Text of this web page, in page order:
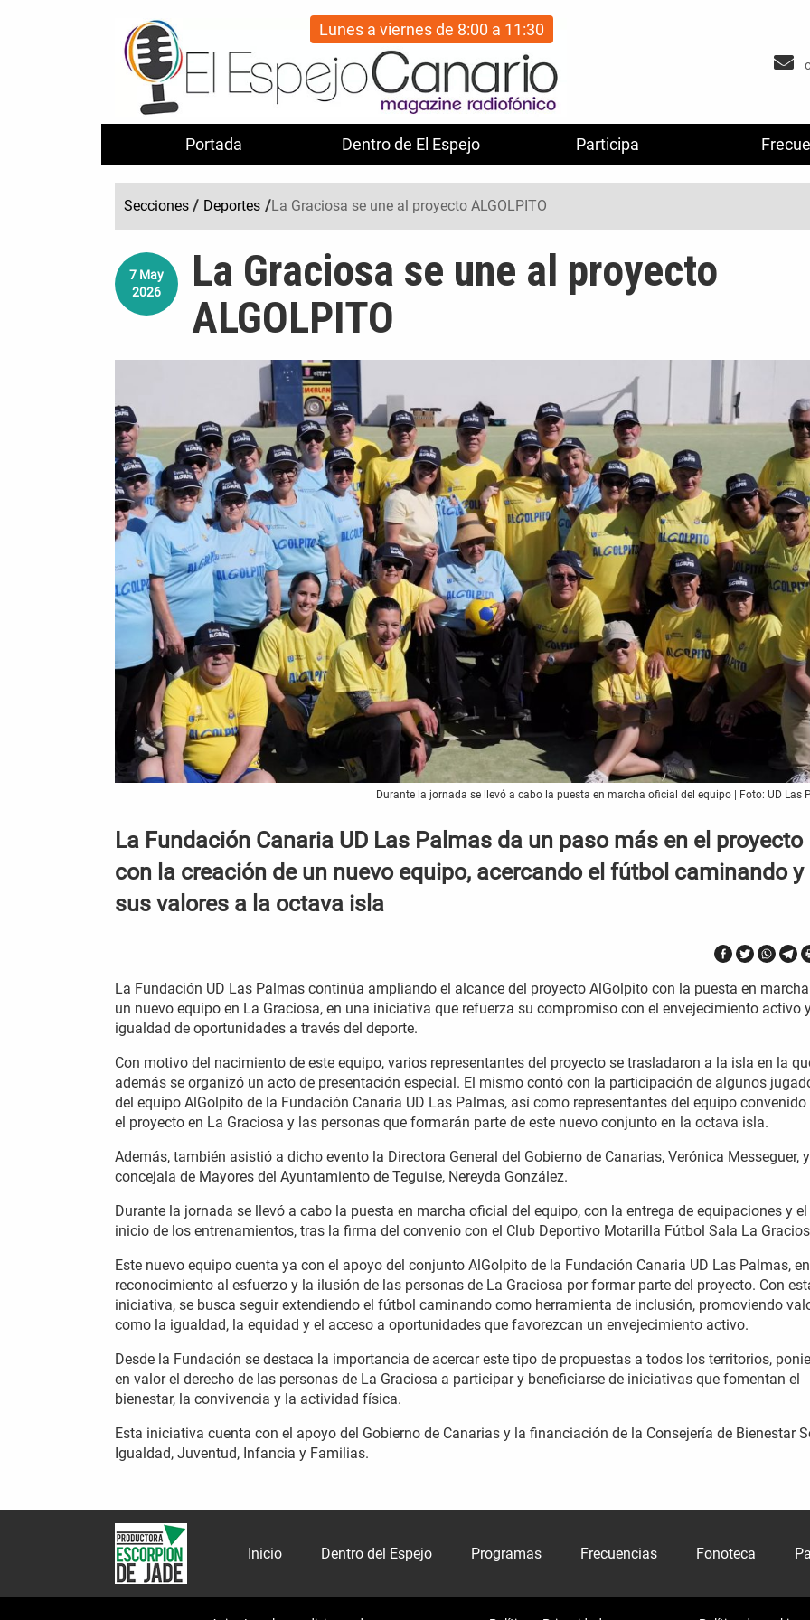
Portada Dentro de El Espejo Participa
Lunes a viernes de 8:00 a 11:30
Secciones / Deportes /La Graciosa se une al proyecto ALGOLPITO
7 May
2026
La Graciosa se une al proyecto
ALGOLPITO
Durante la jornada se llevó a cabo la puesta en marcha oficial del equipo | Foto: UD Las
La Fundación Canaria UD Las Palmas da un paso más en el proyecto
con la creación de un nuevo equipo, acercando el fútbol caminando y
sus valores a la octava isla
La Fundación UD Las Palmas continúa ampliando el alcance del proyecto AlGolpito con la puesta en
un nuevo equipo en La Graciosa, en una iniciativa que refuerza su compromiso con el envejecimiento activo
igualdad de oportunidades a través del deporte.
Con motivo del nacimiento de este equipo, varios representantes del proyecto se trasladaron a la isla en la
además se organizó un acto de presentación especial. El mismo contó con la participación de algunos
del equipo AlGolpito de la Fundación Canaria UD Las Palmas, así como representantes del equipo convenido
el proyecto en La Graciosa y las personas que formarán parte de este nuevo conjunto en la octava isla.
Además, también asistió a dicho evento la Directora General del Gobierno de Canarias, Verónica Messeguer,
concejala de Mayores del Ayuntamiento de Teguise, Nereyda González.
Durante la jornada se llevó a cabo la puesta en marcha oficial del equipo, con la entrega de equipaciones y el
inicio de los entrenamientos, tras la firma del convenio con el Club Deportivo Motarilla Fútbol Sala La
Este nuevo equipo cuenta ya con el apoyo del conjunto AlGolpito de la Fundación Canaria UD Las Palmas, en
reconocimiento al esfuerzo y la ilusión de las personas de La Graciosa por formar parte del proyecto. Con
iniciativa, se busca seguir extendiendo el fútbol caminando como herramienta de inclusión, promoviendo
como la igualdad, la equidad y el acceso a oportunidades que favorezcan un envejecimiento activo.
Desde la Fundación se destaca la importancia de acercar este tipo de propuestas a todos los territorios,
en valor el derecho de las personas de La Graciosa a participar y beneficiarse de iniciativas que fomentan el
bienestar, la convivencia y la actividad física.
Esta iniciativa cuenta con el apoyo del Gobierno de Canarias y la financiación de la Consejería de Bienestar
Igualdad, Juventud, Infancia y Familias.
Inicio Dentro del Espejo Programas Frecuencias Fonoteca